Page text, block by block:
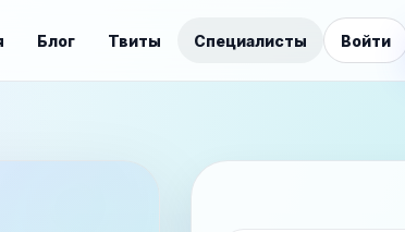
Блог Твиты Специалисты Войти